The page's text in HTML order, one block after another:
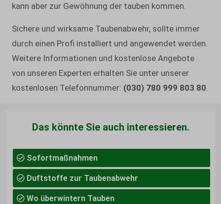
kann aber zur Gewöhnung der tauben kommen.
Sichere und wirksame Taubenabwehr, sollte immer
durch einen Profi installiert und angewendet werden.
Weitere Informationen und kostenlose Angebote
von unseren Experten erhalten Sie unter unserer
kostenlosen Telefonnummer: (030) 780 999 803 80
Das könnte Sie auch interessieren.
Sofortmaßnahmen
Duftstoffe zur Taubenabwehr
Wo überwintern Tauben